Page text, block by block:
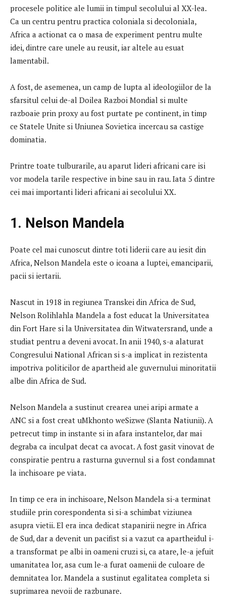
procesele politice ale lumii in timpul secolului al XX-lea.
Ca un centru pentru practica coloniala si decoloniala,
Africa a actionat ca o masa de experiment pentru multe
idei, dintre care unele au reusit, iar altele au esuat
lamentabil.
A fost, de asemenea, un camp de lupta al ideologiilor de la
sfarsitul celui de-al Doilea Razboi Mondial si multe
razboaie prin proxy au fost purtate pe continent, in timp
ce Statele Unite si Uniunea Sovietica incercau sa castige
dominatia.
Printre toate tulburarile, au aparut lideri africani care isi
vor modela tarile respective in bine sau in rau. Iata 5 dintre
cei mai importanti lideri africani ai secolului XX.
1. Nelson Mandela
Poate cel mai cunoscut dintre toti liderii care au iesit din
Africa, Nelson Mandela este o icoana a luptei, emanciparii,
pacii si iertarii.
Nascut in 1918 in regiunea Transkei din Africa de Sud,
Nelson Rolihlahla Mandela a fost educat la Universitatea
din Fort Hare si la Universitatea din Witwatersrand, unde a
studiat pentru a deveni avocat. In anii 1940, s-a alaturat
Congresului National African si s-a implicat in rezistenta
impotriva politicilor de apartheid ale guvernului minoritatii
albe din Africa de Sud.
Nelson Mandela a sustinut crearea unei aripi armate a
ANC si a fost creat uMkhonto weSizwe (Slanta Natiunii). A
petrecut timp in instante si in afara instantelor, dar mai
degraba ca inculpat decat ca avocat. A fost gasit vinovat de
conspiratie pentru a rasturna guvernul si a fost condamnat
la inchisoare pe viata.
In timp ce era in inchisoare, Nelson Mandela si-a terminat
studiile prin corespondenta si si-a schimbat viziunea
asupra vietii. El era inca dedicat stapanirii negre in Africa
de Sud, dar a devenit un pacifist si a vazut ca apartheidul i-
a transformat pe albi in oameni cruzi si, ca atare, le-a jefuit
umanitatea lor, asa cum le-a furat oamenii de culoare de
demnitatea lor. Mandela a sustinut egalitatea completa si
suprimarea nevoii de razbunare.